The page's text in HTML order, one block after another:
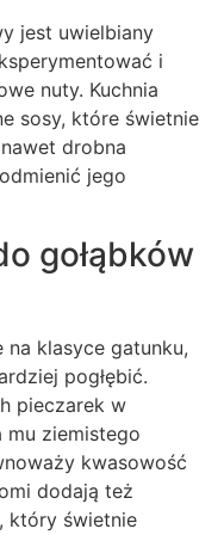
jest uwielbiany
i
nuty. Kuchnia
sosy, które świetnie
drobna
jego
gołąbków
klasyce gatunku,
pogłębić.
pieczarek w
ziemistego
kwasowość
dodają też
który świetnie